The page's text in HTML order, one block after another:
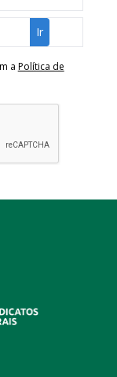
a Política de